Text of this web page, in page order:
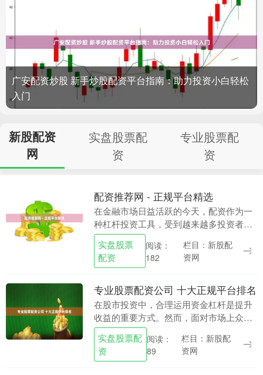
广安配资炒股 新手炒股配资平台指南：助力投资小白轻松
入门
新股配资
网
实盘股票配
资
专业股票配
资
配资推荐网 - 正规平台精选
在金融市场日益活跃的今天，配资作为一
种杠杆投资工具，受到越来越多投资者的
关注。然而，面对市场上众多的配资平
台，如何辨别正规渠道、规避风险，成为
投资者最关心的问题....
实盘股票
配资
阅读：
182
栏目：新股配
资网
专业股票配资公司 十大正规平台排名
在股市投资中，合理运用资金杠杆是提升
收益的重要方式。然而，面对市场上众多
的配资平台，投资者往往难以辨别其正规
性与安全性。本文基于平台资质、资金安
全、风控能力、用....
实盘股票配
资
阅读：
89
栏目：新股配
资网